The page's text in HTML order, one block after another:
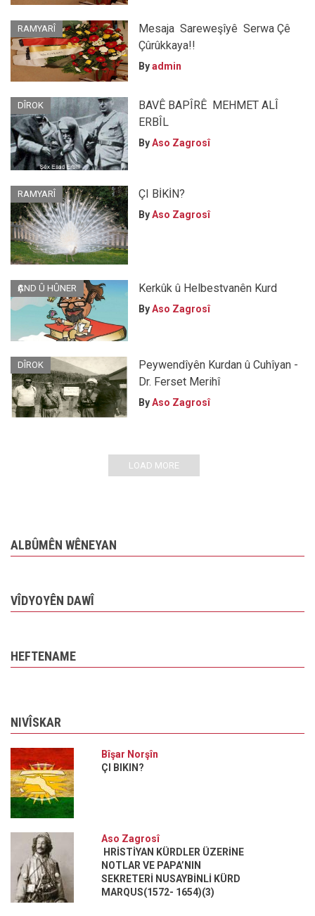
RAMYARÎ
Mesaja Sareweşîyê Serwa Çê
Çûrûkkaya!!
Byadmin
DÎROK
BAVÊ BAPÎRÊ MEHMET ALÎ
ERBÎL
ByAso Zagrosî
RAMYARÎ ÇI BİKİN?
ByAso Zagrosî
ҪAND Û HÛNER Kerkûk û Helbestvanên Kurd
ByAso Zagrosî
DÎROK
Peywendîyên Kurdan û Cuhîyan -
Dr. Ferset Merihî
ByAso Zagrosî
LOAD MORE
ALBÛMÊN WÊNEYAN
VÎDYOYÊN DAWÎ
HEFTENAME
NIVÎSKAR
Bîşar Norşîn
ÇI BIKIN?
Aso Zagrosî
HRİSTİYAN KÜRDLER ÜZERİNE
NOTLAR VE PAPA’NIN
SEKRETERİ NUSAYBİNLİ KÜRD
MARQUS(1572- 1654)(3)